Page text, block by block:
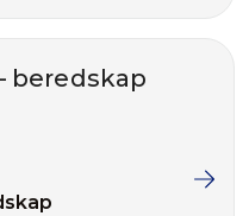
beredskap